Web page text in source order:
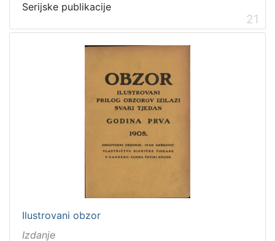
Serijske publikacije
21
Ilustrovani obzor
Izdanje